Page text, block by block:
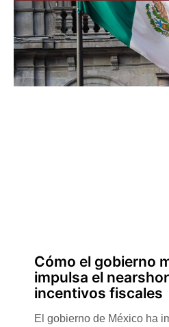
Cómo el gobierno
impulsa el
incentivos fiscales
El gobierno de México ha